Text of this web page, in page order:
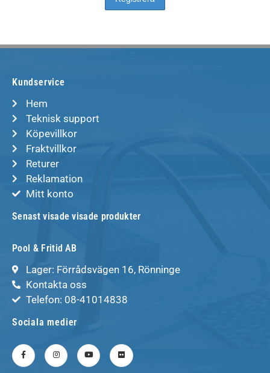
Kundservice
Hem
Teknisk support
Köpevillkor
Fraktvillkor
Returer
Reklamation
Mitt konto
Senast visade visade produkter
Pool & Fritid AB
Lager: Förrådsvägen 16, Rönninge
Kontakta oss
Telefon: 08-41014838
Sociala medier